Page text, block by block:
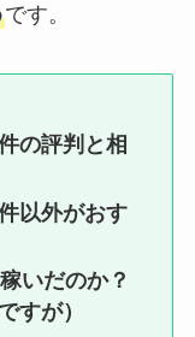
です。
の評判と相
以外がおす
いだのか？
すが）